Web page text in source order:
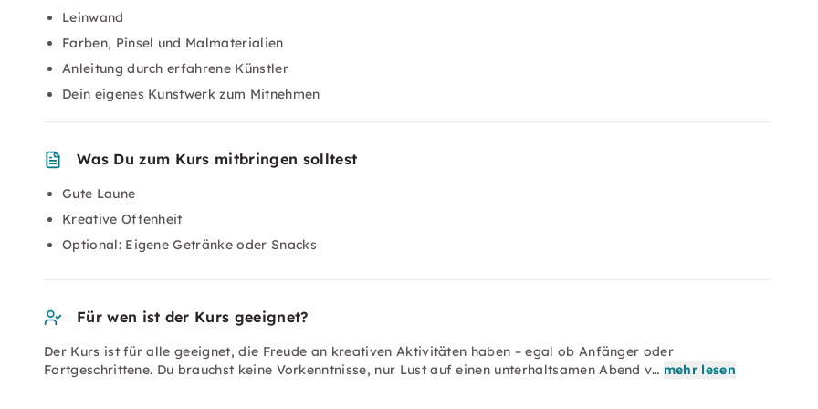
Leinwand
Farben, Pinsel und Malmaterialien
Anleitung durch erfahrene Künstler
Dein eigenes Kunstwerk zum Mitnehmen
Was Du zum Kurs mitbringen solltest
Gute Laune
Kreative Offenheit
Optional: Eigene Getränke oder Snacks
Für wen ist der Kurs geeignet?
Der Kurs ist für alle geeignet, die Freude an kreativen Aktivitäten haben – egal ob Anfänger oder
Fortgeschrittene. Du brauchst keine Vorkenntnisse, nur Lust auf einen unterhaltsamen Abend v… mehr lesen